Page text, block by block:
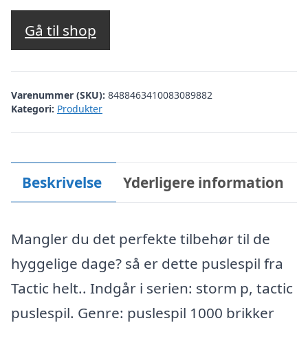
Gå til shop
Varenummer (SKU): 8488463410083089882
Kategori: Produkter
Beskrivelse Yderligere information
Mangler du det perfekte tilbehør til de
hyggelige dage? så er dette puslespil fra
Tactic helt.. Indgår i serien: storm p, tactic
puslespil. Genre: puslespil 1000 brikker